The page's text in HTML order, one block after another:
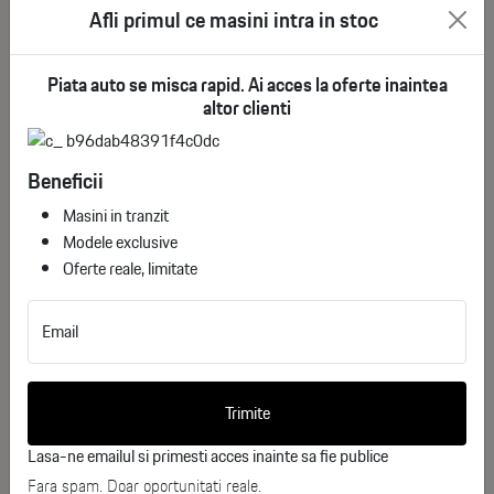
Exterior :
Jante aliaj 20” cu tentă închisă
Jante 20” (aliaj) / anvelope 255/45R20
Inserții oglinzi exterioare High Glossy
Grilă radiator chrome închis
Inserții Black Glossy în ramele portierelor
Lumini de întâmpinare și de drum cu proiectoare LED
Would you like more information
about
Hyundai Santa Fe 4WD Hybrid
consultants will contact you shortly.
Nume
Afli primul ce masini intra in stoc
Piata auto se misca rapid. Ai acces la oferte inaintea
altor clienti
Beneficii
Masini in tranzit
Modele exclusive
Oferte reale, limitate
Email
Trimite
Lasa-ne emailul si primesti acces inainte sa fie publice
Fara spam. Doar oportunitati reale.